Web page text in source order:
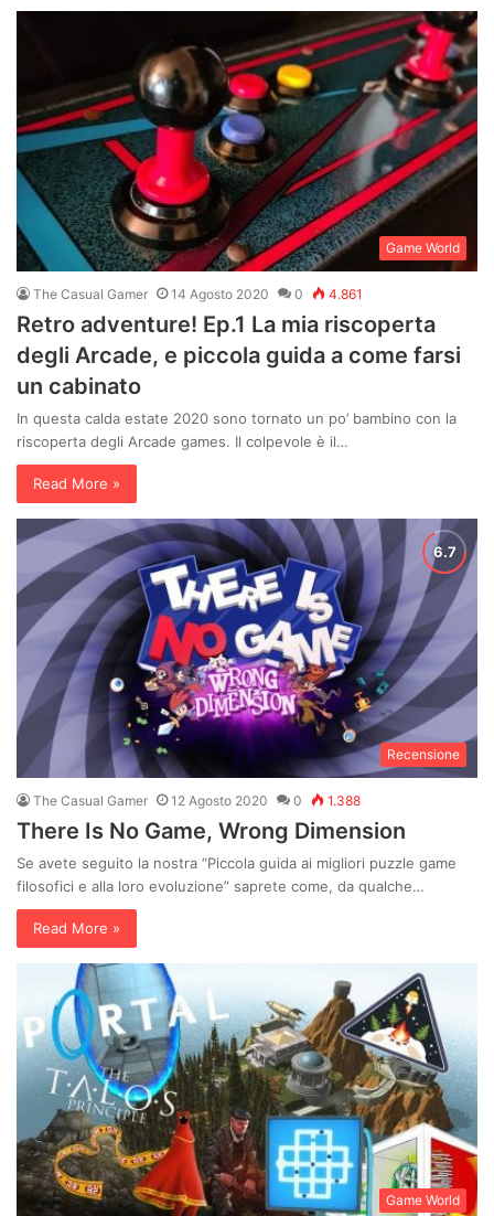
Game World
The Casual Gamer 14 Agosto 2020 0 4.861
Retro adventure! Ep.1 La mia riscoperta
degli Arcade, e piccola guida a come farsi
un cabinato
In questa calda estate 2020 sono tornato un po’ bambino con la
riscoperta degli Arcade games. Il colpevole è il…
Read More »
Recensione
The Casual Gamer 12 Agosto 2020 0 1.388
There Is No Game, Wrong Dimension
Se avete seguito la nostra “Piccola guida ai migliori puzzle game
filosofici e alla loro evoluzione” saprete come, da qualche…
Read More »
Game World